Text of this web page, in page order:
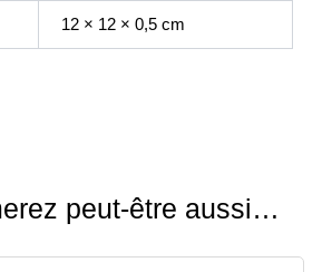
12 × 12 × 0,5 cm
peut-être aussi…